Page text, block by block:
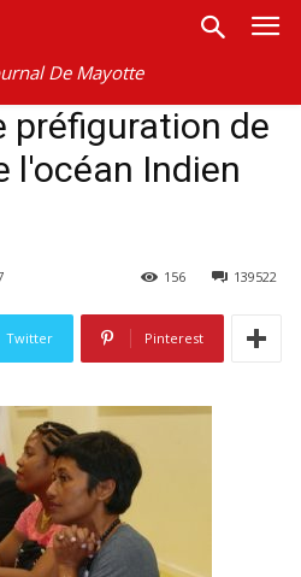
De Mayotte
préfiguration de
l'océan Indien
139522
156
Twitter Pinterest